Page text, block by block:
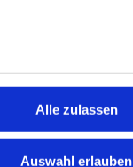
Alle zulassen
Auswahl erlauben
Str. 42